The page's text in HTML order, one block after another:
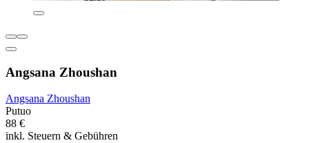
Angsana Zhoushan
Angsana Zhoushan
Putuo
88 €
inkl. Steuern & Gebühren